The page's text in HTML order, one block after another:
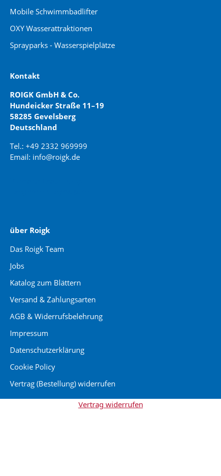
Mobile Schwimmbadlifter
OXY Wasserattraktionen
Sprayparks - Wasserspielplätze
Kontakt
ROIGK GmbH & Co.
Hundeicker Straße 11–19
58285 Gevelsberg
Deutschland
Tel.: +49 2332 969999
Email: info@roigk.de
über Roigk
Das Roigk Team
Jobs
Katalog zum Blättern
Versand & Zahlungsarten
AGB & Widerrufsbelehrung
Impressum
Datenschutzerklärung
Cookie Policy
Vertrag (Bestellung) widerrufen
Vertrag widerrufen